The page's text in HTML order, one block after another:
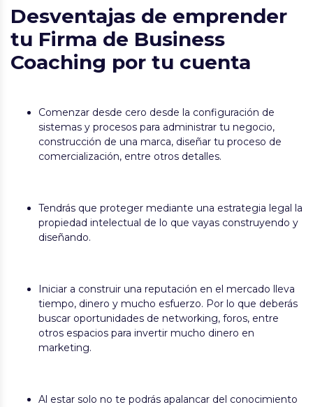
Desventajas de emprender
tu Firma de Business
Coaching por tu cuenta
Comenzar desde cero desde la configuración de
sistemas y procesos para administrar tu negocio,
construcción de una marca, diseñar tu proceso de
comercialización, entre otros detalles.
Tendrás que proteger mediante una estrategia legal la
propiedad intelectual de lo que vayas construyendo y
diseñando.
Iniciar a construir una reputación en el mercado lleva
tiempo, dinero y mucho esfuerzo. Por lo que deberás
buscar oportunidades de networking, foros, entre
otros espacios para invertir mucho dinero en
marketing.
Al estar solo no te podrás apalancar del conocimiento